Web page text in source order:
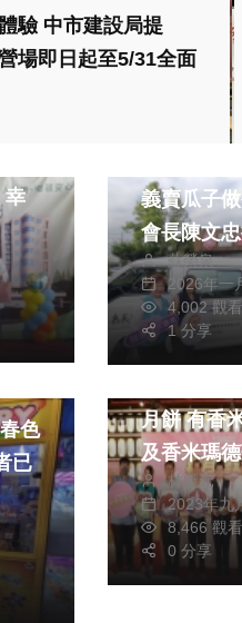
驗 中市建設局提
場即日起至5/31全面
幸
生活
義賣瓜子
會長陳文
士回饋鄉里
蘇榮泉
2026年一
4,002 觀看
1 分享
色
已
熱門 生活
財經及消費
月餅 有香米奶皇酥
及香米瑪德蓮
區農會普
「秋月嘉
海鮮、農
6大區
林獻元
2023年九
8,466 觀看
0 分享